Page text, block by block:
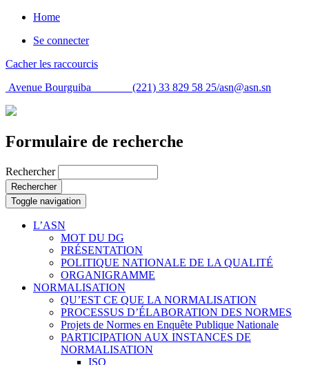
Home
Se connecter
Cacher les raccourcis
Avenue Bourguiba (221) 33 829 58 25/asn@asn.sn
Formulaire de recherche
Rechercher
Rechercher
Toggle navigation
L’ASN
MOT DU DG
PRÉSENTATION
POLITIQUE NATIONALE DE LA QUALITÉ
ORGANIGRAMME
NORMALISATION
QU’EST CE QUE LA NORMALISATION
PROCESSUS D’ÉLABORATION DES NORMES
Projets de Normes en Enquête Publique Nationale
PARTICIPATION AUX INSTANCES DE
NORMALISATION
ISO